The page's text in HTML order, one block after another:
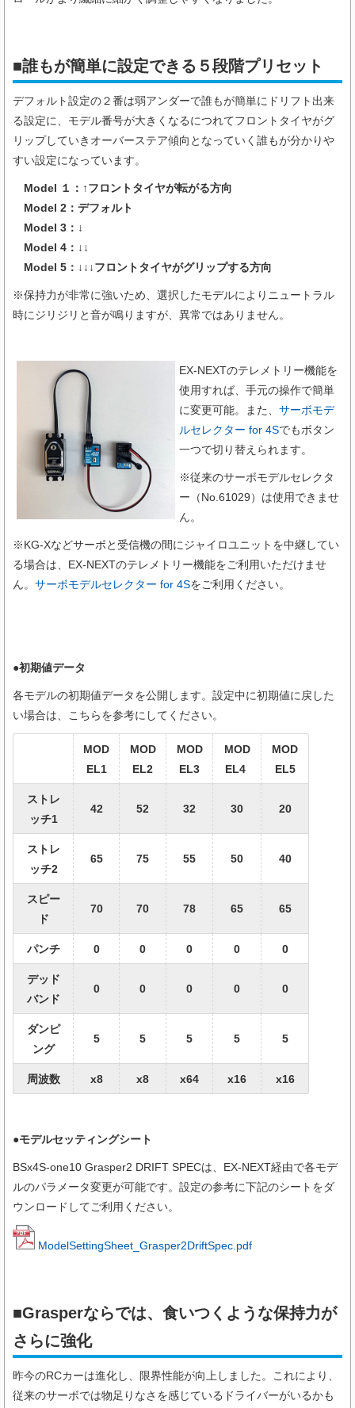
■誰もが簡単に設定できる５段階プリセット
デフォルト設定の２番は弱アンダーで誰もが簡単にドリフト出来
る設定に、モデル番号が大きくなるにつれてフロントタイヤがグ
リップしていきオーバーステア傾向となっていく誰もが分かりや
すい設定になっています。
Model １：↑フロントタイヤが転がる方向
Model 2：デフォルト
Model 3：↓
Model 4：↓↓
Model 5：↓↓↓フロントタイヤがグリップする方向
※保持力が非常に強いため、選択したモデルによりニュートラル
時にジリジリと音が鳴りますが、異常ではありません。
EX-NEXTのテレメトリー機能を
使用すれば、手元の操作で簡単
に変更可能。また、 サーボモデ
ルセレクター for 4Sでもボタン
一つで切り替えられます。
※従来のサーボモデルセレクタ
ー（No.61029）は使用できませ
ん。
※KG-Xなどサーボと受信機の間にジャイロユニットを中継してい
る場合は、EX-NEXTのテレメトリー機能をご利用いただけませ
ん。 サーボモデルセレクター for 4Sをご利用ください。
●初期値データ
各モデルの初期値データを公開します。設定中に初期値に戻した
い場合は、こちらを参考にしてください。
MOD
EL1
MOD
EL2
MOD
EL3
MOD
EL4
MOD
EL5
ストレ
ッチ1
42 52 32 30 20
ストレ
ッチ2
65 75 55 50 40
スピー
ド
70 70 78 65 65
パンチ 0 0 0 0 0
デッド
バンド
0 0 0 0 0
ダンピ
ング
5 5 5 5 5
周波数 x8 x8 x64 x16 x16
●モデルセッティングシート
BSx4S-one10 Grasper2 DRIFT SPECは、EX-NEXT経由で各モデ
ルのパラメータ変更が可能です。設定の参考に下記のシートをダ
ウンロードしてご利用ください。
ModelSettingSheet_Grasper2DriftSpec.pdf
■Grasperならでは、食いつくような保持力が
さらに強化
昨今のRCカーは進化し、限界性能が向上しました。これにより、
従来のサーボでは物足りなさを感じているドライバーがいるかも